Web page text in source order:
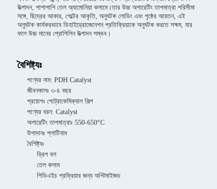
উত্পাদন, পাশাপাশি তেল অ্যামোনিয়া কলামে।তার উচ্চ অপারেটিং তাপমাত্রা পরিসীমা
সঙ্গে, ছিদ্রের আকার, পেল্টের আকৃতি, অনুঘটক লোডিং এবং পৃষ্ঠের আয়তন, এই
অনুঘটক কার্যকরভাবে ডিহাইড্রোজেনেশন প্রতিক্রিয়াকে অনুঘটক করতে সক্ষম, যার
ফলে উচ্চ মানের প্রোপিলিন উত্পাদন সম্ভব।
বৈশিষ্ট্যঃ
পণ্যের নাম: PDH Catalyst
জীবনকালঃ ৩-৪ বছর
প্রয়োগঃ পেট্রোকেমিক্যাল শিল্প
পণ্যের ধরন: Catalyst
অপারেটিং তাপমাত্রাঃ 550-650°C
উপাদানঃ প্লাটিনাম
বৈশিষ্ট্যঃ
ড্রিপ বল
তেল কলাম
পিডিএইচ প্রক্রিয়ার জন্য অপ্টিমাইজড